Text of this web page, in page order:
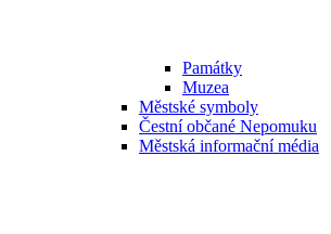
Památky
Muzea
Městské symboly
Čestní občané Nepomuku
Městská informační média